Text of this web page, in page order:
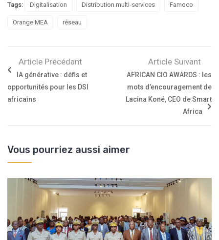
Tags: Digitalisation Distribution multi-services Famoco
Orange MEA réseau
Article Précédant
IA générative : défis et
opportunités pour les DSI
africains
Article Suivant
AFRICAN CIO AWARDS : les
mots d’encouragement de
Lacina Koné, CEO de Smart
Africa
Vous pourriez aussi aimer